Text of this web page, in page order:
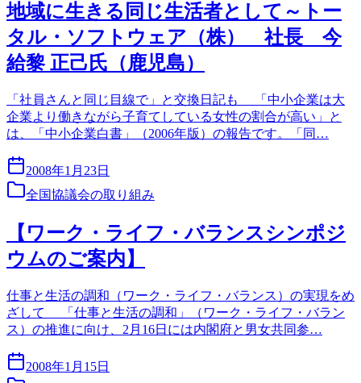
地域に生きる同じ生活者として～トー
タル・ソフトウェア（株） 社長 今
給黎 正己氏（鹿児島）
「社員さんと同じ目線で」と交換日記も 「中小企業は大
企業より働きながら子育てしている女性の割合が高い」と
は、「中小企業白書」（2006年版）の報告です。「同…
2008年1月23日
全国協議会の取り組み
【ワーク・ライフ・バランスシンポジ
ウムのご案内】
仕事と生活の調和（ワーク・ライフ・バランス）の実現をめ
ざして 「仕事と生活の調和」（ワーク・ライフ・バラン
ス）の推進に向け、2月16日には内閣府と男女共同参…
2008年1月15日